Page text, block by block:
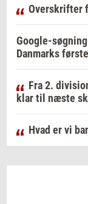
Overskrifter
Google-
Danmarks
Fra 2.
klar til næste
Hvad er vi